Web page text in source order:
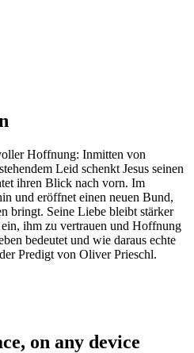
Hoffnung: Inmitten von
Leid schenkt Jesus seinen
ihren Blick nach vorn. Im
und eröffnet einen neuen Bund,
bringt. Seine Liebe bleibt stärker
ihm zu vertrauen und Hoffnung
bedeutet und wie daraus echte
Predigt von Oliver Prieschl.
on any device